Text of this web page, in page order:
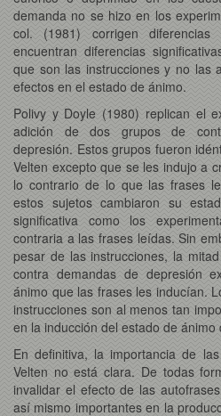
demanda no se hizo en los
col. (1981) corrigen
encuentran diferencias
que son las instrucciones y no las
efectos en el estado de ánimo.
Polivy y Doyle (1980) replican el
adición de dos grupos de
depresión. Estos grupos fueron
Velten excepto que se les indujo a
lo contrario de lo que las frases
estos sujetos cambiaron su
significativa como los
contraria a las frases leídas. Sin
pesar de las instrucciones, la
contra demandas de depresión
ánimo que las frases les inducían.
instrucciones son al menos tan
en la inducción del estado de ánimo
En definitiva, la importancia de
Velten no está clara. De todas
invalidar el efecto de las
así mismo importantes en la